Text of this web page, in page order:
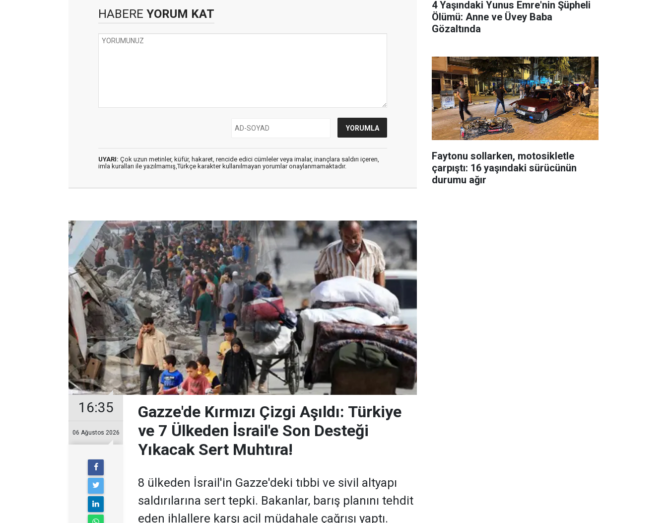
HABERE YORUM KAT
UYARI: Çok uzun metinler, küfür, hakaret, rencide edici cümleler veya imalar, inançlara saldırı içeren,
imla kuralları ile yazılmamış,Türkçe karakter kullanılmayan yorumlar onaylanmamaktadır.
16:35
06 Ağustos 2026
Gazze'de Kırmızı Çizgi Aşıldı: Türkiye
ve 7 Ülkeden İsrail'e Son Desteği
Yıkacak Sert Muhtıra!
8 ülkeden İsrail'in Gazze'deki tıbbi ve sivil altyapı
saldırılarına sert tepki. Bakanlar, barış planını tehdit
eden ihlallere karşı acil müdahale çağrısı yaptı.
4 Yaşındaki Yunus Emre'nin Şüpheli
Ölümü: Anne ve Üvey Baba
Gözaltında
Faytonu sollarken, motosikletle
çarpıştı: 16 yaşındaki sürücünün
durumu ağır